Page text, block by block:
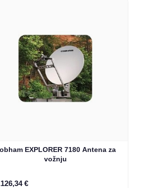
EXPLORER 7180 Antena za
vožnju
€